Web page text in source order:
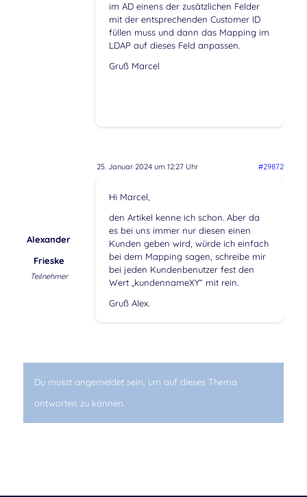
im AD einens der zusätzlichen Felder
mit der entsprechenden Customer ID
füllen muss und dann das Mapping im
LDAP auf dieses Feld anpassen.
Gruß Marcel
25. Januar 2024 um 12:27 Uhr #29872
Alexander
Frieske
Teilnehmer
Hi Marcel,
den Artikel kenne ich schon. Aber da
es bei uns immer nur diesen einen
Kunden geben wird, würde ich einfach
bei dem Mapping sagen, schreibe mir
bei jeden Kundenbenutzer fest den
Wert „kundennameXY“ mit rein.
Gruß Alex.
Du musst angemeldet sein, um auf dieses Thema
antworten zu können.